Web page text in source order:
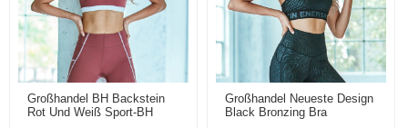
Großhandel BH Backstein
Rot Und Weiß Sport-BH
Großhandel Neueste Design
Black Bronzing Bra